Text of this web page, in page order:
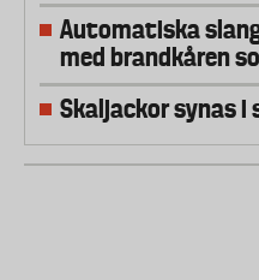
Automatiska
med brandkåren
Skaljackor synas i